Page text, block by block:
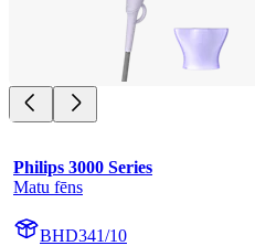
Philips 3000 Series
Matu fēns
BHD341/10